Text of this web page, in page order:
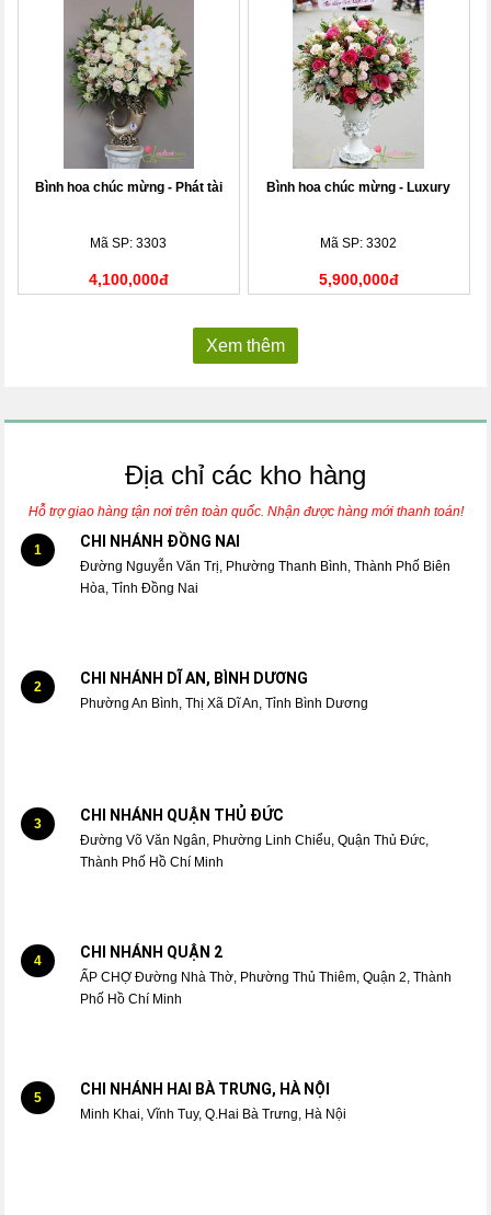
Bình hoa chúc mừng - Phát tài
Mã SP: 3303
4,100,000đ
Bình hoa chúc mừng - Luxury
Mã SP: 3302
5,900,000đ
Xem thêm
Địa chỉ các kho hàng
Hỗ trợ giao hàng tận nơi trên toàn quốc. Nhận được hàng mới thanh toán!
1 CHI NHÁNH ĐỒNG NAI
Đường Nguyễn Văn Trị, Phường Thanh Bình, Thành Phố Biên
Hòa, Tỉnh Đồng Nai
2 CHI NHÁNH DĨ AN, BÌNH DƯƠNG
Phường An Bình, Thị Xã Dĩ An, Tỉnh Bình Dương
3 CHI NHÁNH QUẬN THỦ ĐỨC
Đường Võ Văn Ngân, Phường Linh Chiểu, Quận Thủ Đức,
Thành Phố Hồ Chí Minh
4 CHI NHÁNH QUẬN 2
ẤP CHỢ Đường Nhà Thờ, Phường Thủ Thiêm, Quận 2, Thành
Phố Hồ Chí Minh
5 CHI NHÁNH HAI BÀ TRƯNG, HÀ NỘI
Minh Khai, Vĩnh Tuy, Q.Hai Bà Trưng, Hà Nội